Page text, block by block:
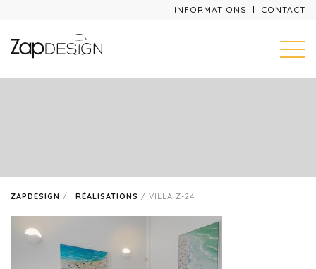
INFORMATIONS CONTACT
ZAPDESIGN / RÉALISATIONS / VILLA Z-24